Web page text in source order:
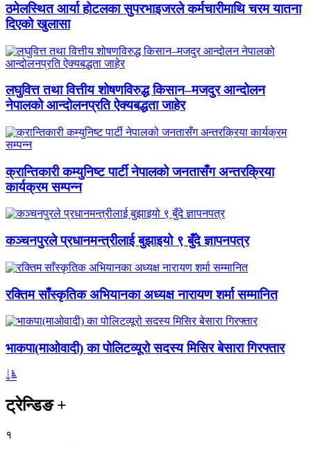
ठमेलस्थित आर्या होटलका सुपरभाइजरले कर्मचारीमाथि चरम यातना
दिएको खुलासा
लघुवित्त तथा वित्तीय शोषणविरुद्ध किसान–मजदुर आन्दोलन
नेपालको आन्दोलनप्रति ऐक्यबद्धता जाहेर
क्रान्तिकारी कम्युनिष्ट पार्टी नेपालको जनतासँग अन्तरक्रिया
कार्यक्रम सम्पन्न
कञ्चनपुरले प्रधानमन्त्रीलाई बुझाइयो ९ बुँदे ज्ञापनपत्र
रक्तिम साँस्कृतिक अभियानका अध्यक्ष नारायण शर्मा सम्मानित
भाकपा(माओवादी) का पोलिटव्यूरो सदस्य मिसिर बेसारा गिरफ्तार
ट्रेन्डिङ+
१